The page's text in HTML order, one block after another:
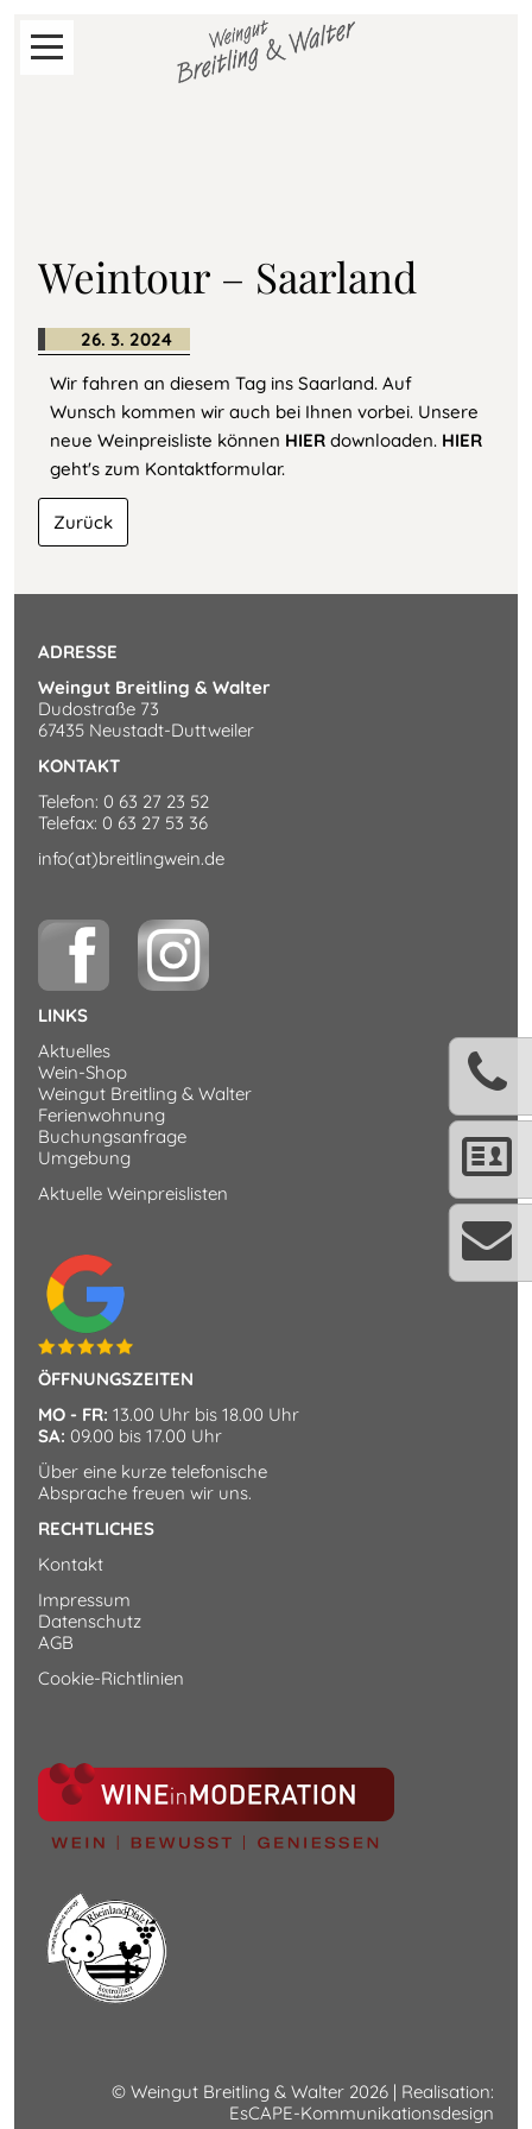
Navigation
Start
Aktuelle
Preislisten
Weingut
Die
Ferienwohnung
Reblaus
Umgebung
Kontakt
Weintour – Saarland
26. 3. 2024
Wir fahren an diesem Tag ins Saarland. Auf
Wunsch kommen wir auch bei Ihnen vorbei. Unsere
neue Weinpreisliste können HIER downloaden. HIER
geht's zum Kontaktformular.
Zurück
ADRESSE
Weingut Breitling & Walter
Dudostraße 73
67435 Neustadt-Duttweiler
KONTAKT
Telefon: 0 63 27 23 52
Telefax: 0 63 27 53 36
info(at)breitlingwein.de
LINKS
Aktuelles
Wein-Shop
Weingut Breitling & Walter
Ferienwohnung
Buchungsanfrage
Umgebung
Aktuelle Weinpreislisten
ÖFFNUNGSZEITEN
MO - FR: 13.00 Uhr bis 18.00 Uhr
SA: 09.00 bis 17.00 Uhr
Über eine kurze telefonische
Absprache freuen wir uns.
RECHTLICHES
Kontakt
Impressum
Datenschutz
AGB
Cookie-Richtlinien
© Weingut Breitling & Walter 2026 | Realisation:
EsCAPE-Kommunikationsdesign